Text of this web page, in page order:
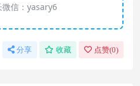
微信：yasary6
分享 收藏 点赞(0)